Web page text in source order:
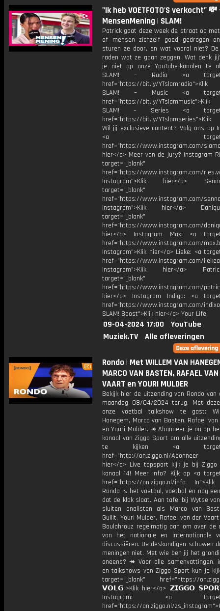
"Ik heb VOETFOTO'S verkocht" 💸
MensenMening | SLAM!
Patrick gaat deze week de straat op
of mensen zichzelf goed gedragen
sturen ze door, en wat vooral niet?
raden wat ze gaan zeggen. Wat denk
je niet op onze YouTube-kanalen te
SLAM! – Radio <a
href="https://bit.ly/
SLAM! – Music <a
href="https://bit.ly/
SLAM! – Series <a
href="https://bit.ly/
Wil jij exclusieve content? Volg ons op
<a
href="https://www.instagram.com/
hier</a> Meer van de jury? Instagram
target="_blank"
href="https://www.instagram.com/
Instagram">Klik hier</a>
target="_blank"
href="https://www.instagram.com/
Instagram">Klik hier</a>
target="_blank"
href="https://www.instagram.com/
hier</a> Instagram Max: <a
href="https://www.instagram.com/
Instagram">Klik hier</a> Lieke: <a
href="https://www.instagram.com/
Instagram">Klik hier</a>
target="_blank"
href="https://www.instagram.com/
hier</a> Instagram Indigo: <a
href="https://www.instagram.com/
SLAM! Boost">Klik hier</a> Your Life
09-04-2024 17:00
YouTube
Muziek.TV
Alle afleveringen
Rondo | Met WILLEM VAN
MARCO VAN BASTEN, RAFAEL VAN
VAART en YOURI MULDER
Bekijk hier de uitzending van Rondo van
maandag 08/04/2024 terug. Met
onze voetbal talkshow te gast:
Hanegem, Marco van Basten, Rafael
en Youri Mulder. ↠ Abonneer je nu op
kanaal van Ziggo Sport om alle
te kijken <a
href="http://on.ziggo.nl/
hier</a> Live topsport kijk je bij
kanaal 14! Meer info? Kijk op <a
href="https://on.ziggo.nl/info
Rondo is het voetbal, voetbal en nog
dat de klok slaat. Aan tafel bij Wytse
sluiten analisten als Marco van
Gullit, Youri Mulder, Rafael van der
Boulahrouz regelmatig aan om over de
van het nationale en internationale
discussiëren. De deskundigen schuwen
meningen niet. Met wie ben jij het
oneens? ↠ Voor alle samenvattingen,
en talkshows van Ziggo Sport kun je
target="_blank" href="https://
𝗩𝗢𝗟𝗚">Klik hier</a> 𝗭𝗜𝗚𝗚𝗢
Instagram: <a
href="https://on.ziggo.nl/